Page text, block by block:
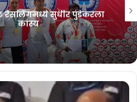
रेसलिंगमध्ये सुधीर पुंडेकरला
कांस्य